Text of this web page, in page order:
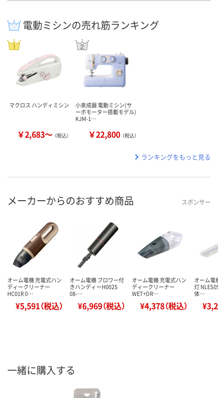
電動ミシンの売れ筋ランキング
マクロス ハンディミシン
￥2,683～ （税込）
小泉成器 電動ミシン(サ
ーボモーター搭載モデル)
KJM-1…
￥22,800 （税込）
ランキングをもっと見る
メーカーからのおすすめ商品 スポンサー
オーム電機 充電式ハン
ディークリーナー
HC01R 0…
¥5,591（税込）
オーム電機 ブロワー付
きハンディーH002S
08-…
¥6,969（税込）
オーム電機 充電式ハン
ディークリーナー
WET+DR…
¥4,378（税込）
オーム電
灯
体…
一緒に購入する